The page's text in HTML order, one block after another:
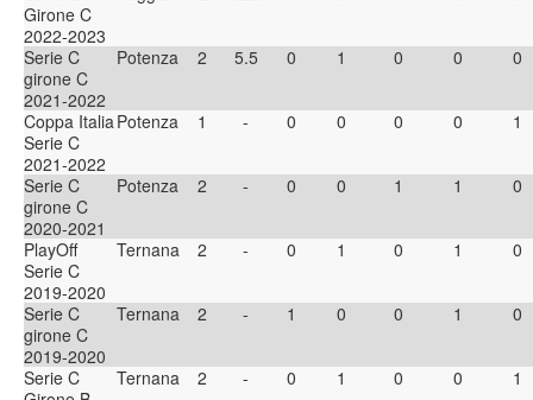
Girone C
2022-2023
Serie C
girone C
2021-2022
Potenza 2 5.5 0 1 0 0 0
Coppa Italia
Serie C
2021-2022
Potenza 1 - 0 0 0 0 1
Serie C
girone C
2020-2021
Potenza 2 - 0 0 1 1 0
PlayOff
Serie C
2019-2020
Ternana 2 - 0 1 0 1 0
Serie C
girone C
2019-2020
Ternana 2 - 1 0 0 1 0
Serie C
Ternana 2 - 0 1 0 0 1